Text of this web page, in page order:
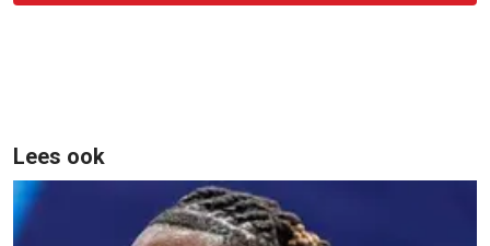
Lees ook